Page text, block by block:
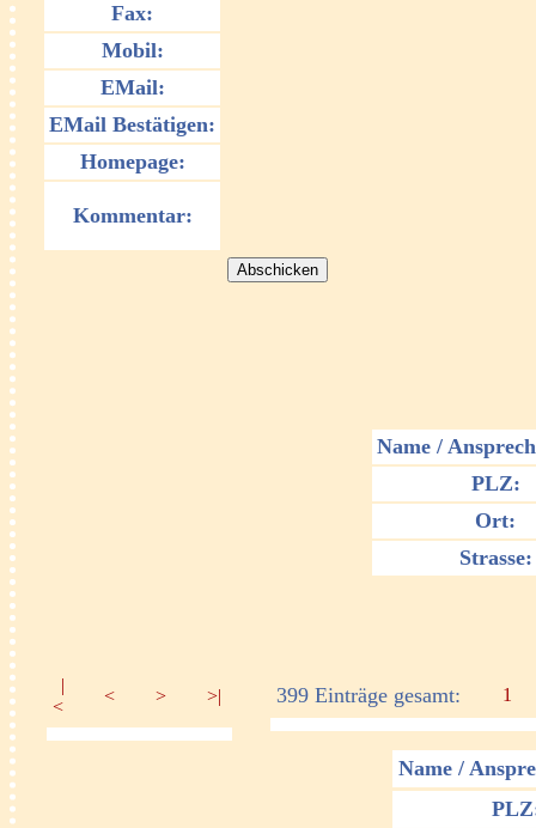
Fax:
Mobil:
EMail:
EMail Bestätigen:
Homepage:
Kommentar:
Name /
PLZ:
Ort:
Strasse:
|
<
< > >| 399 Einträge gesamt: 1
Name /